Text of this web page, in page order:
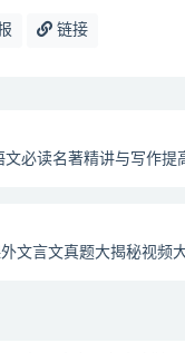
链接
文必读名著精讲与写作提
文言文真题大揭秘视频